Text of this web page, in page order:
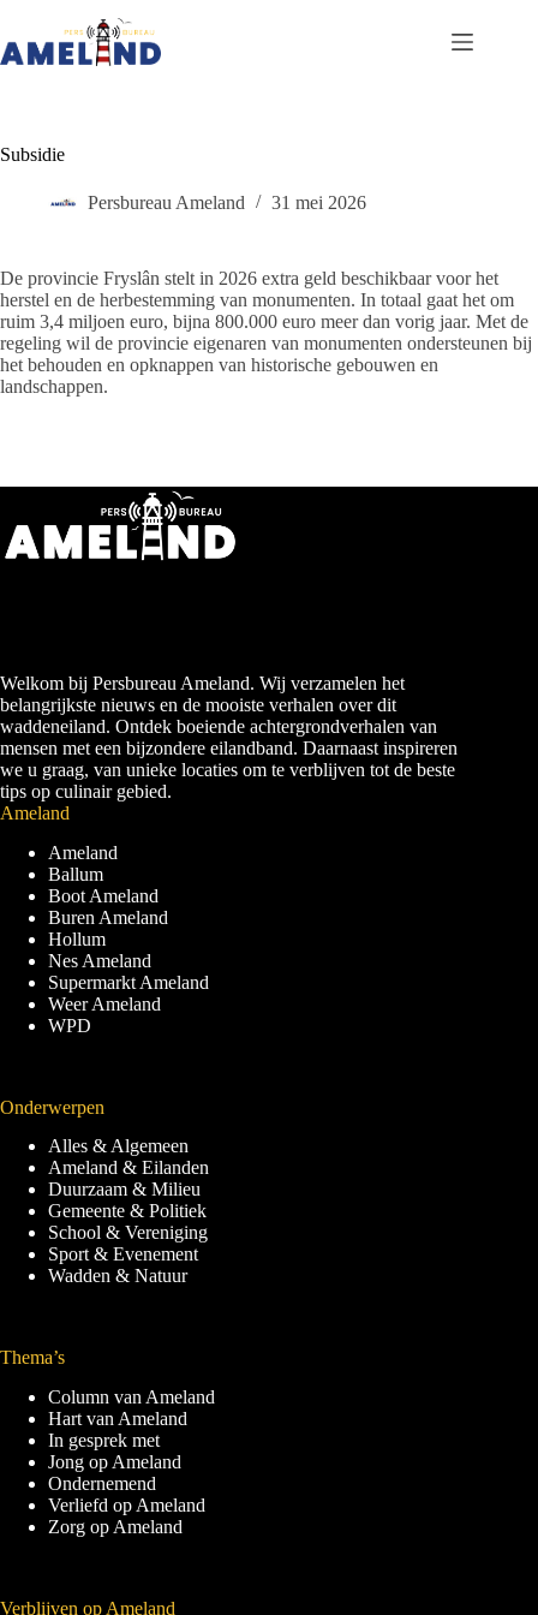
de
Subsidie
Persbureau Ameland 31 mei 2026
De provincie Fryslân stelt in 2026 extra geld beschikbaar voor het
herstel en de herbestemming van monumenten. In totaal gaat het om
ruim 3,4 miljoen euro, bijna 800.000 euro meer dan vorig jaar. Met de
regeling wil de provincie eigenaren van monumenten ondersteunen bij
het behouden en opknappen van historische gebouwen en
landschappen.
Welkom bij Persbureau Ameland. Wij verzamelen het
belangrijkste nieuws en de mooiste verhalen over dit
waddeneiland. Ontdek boeiende achtergrondverhalen van
mensen met een bijzondere eilandband. Daarnaast inspireren
we u graag, van unieke locaties om te verblijven tot de beste
tips op culinair gebied.
Ameland
Ameland
Ballum
Boot Ameland
Buren Ameland
Hollum
Nes Ameland
Supermarkt Ameland
Weer Ameland
WPD
Onderwerpen
Alles & Algemeen
Ameland & Eilanden
Duurzaam & Milieu
Gemeente & Politiek
School & Vereniging
Sport & Evenement
Wadden & Natuur
Thema’s
Column van Ameland
Hart van Ameland
In gesprek met
Jong op Ameland
Ondernemend
Verliefd op Ameland
Zorg op Ameland
Verblijven op Ameland